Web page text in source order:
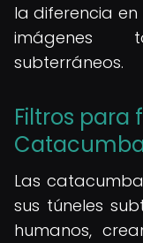
la diferencia
imágenes
subterráneos.
Filtros para
Las
sus túneles
humanos,